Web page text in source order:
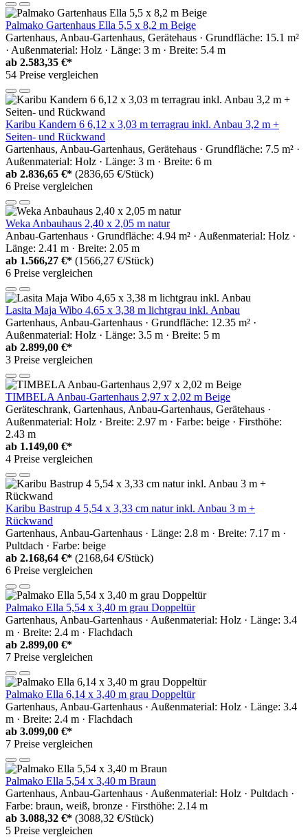
Palmako Gartenhaus Ella 5,5 x 8,2 m Beige
Gartenhaus, Anbau-Gartenhaus, Gerätehaus · Grundfläche: 15.1 m²
· Außenmaterial: Holz · Länge: 3 m · Breite: 5.4 m
ab 2.583,35 €*
54 Preise vergleichen
Karibu Kandern 6 6,12 x 3,03 m terragrau inkl. Anbau 3,2 m +
Seiten- und Rückwand
Gartenhaus, Anbau-Gartenhaus, Gerätehaus · Grundfläche: 7.5 m² ·
Außenmaterial: Holz · Länge: 3 m · Breite: 6 m
ab 2.836,65 €* (2836,65 €/Stück)
6 Preise vergleichen
Weka Anbauhaus 2,40 x 2,05 m natur
Anbau-Gartenhaus · Grundfläche: 4.94 m² · Außenmaterial: Holz ·
Länge: 2.41 m · Breite: 2.05 m
ab 1.566,27 €* (1566,27 €/Stück)
6 Preise vergleichen
Lasita Maja Wibo 4,65 x 3,38 m lichtgrau inkl. Anbau
Gartenhaus, Anbau-Gartenhaus · Grundfläche: 12.35 m² ·
Außenmaterial: Holz · Länge: 3.5 m · Breite: 5 m
ab 2.899,00 €*
3 Preise vergleichen
TIMBELA Anbau-Gartenhaus 2,97 x 2,02 m Beige
Geräteschrank, Gartenhaus, Anbau-Gartenhaus, Gerätehaus ·
Außenmaterial: Holz · Breite: 2.97 m · Farbe: beige · Firsthöhe:
2.43 m
ab 1.149,00 €*
4 Preise vergleichen
Karibu Bastrup 4 5,54 x 3,33 cm natur inkl. Anbau 3 m +
Rückwand
Gartenhaus, Anbau-Gartenhaus · Länge: 2.8 m · Breite: 7.17 m ·
Pultdach · Farbe: beige
ab 2.168,64 €* (2168,64 €/Stück)
6 Preise vergleichen
Palmako Ella 5,54 x 3,40 m grau Doppeltür
Gartenhaus, Anbau-Gartenhaus · Außenmaterial: Holz · Länge: 3.4
m · Breite: 2.4 m · Flachdach
ab 2.899,00 €*
7 Preise vergleichen
Palmako Ella 6,14 x 3,40 m grau Doppeltür
Gartenhaus, Anbau-Gartenhaus · Außenmaterial: Holz · Länge: 3.4
m · Breite: 2.4 m · Flachdach
ab 3.099,00 €*
7 Preise vergleichen
Palmako Ella 5,54 x 3,40 m Braun
Gartenhaus, Anbau-Gartenhaus · Außenmaterial: Holz · Pultdach ·
Farbe: braun, weiß, bronze · Firsthöhe: 2.14 m
ab 3.088,32 €* (3088,32 €/Stück)
5 Preise vergleichen